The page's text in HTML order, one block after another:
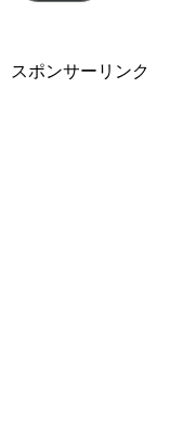
ス
スポンサーリンク